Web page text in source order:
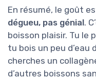
En résumé, le goût
dégueu, pas génial.
boisson plaisir. Tu le
tu bois un peu d’eau
cherches un
d’autres boissons